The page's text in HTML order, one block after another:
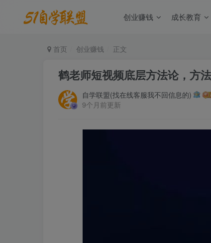
创业赚钱 成长教育
首页 创业赚钱 正文
鹤老师短视频底层方法论，方
自学联盟(找在线客服我不回信息的)
9个月前更新